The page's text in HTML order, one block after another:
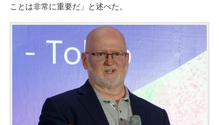
ことは非常に重要だ」と述べた。